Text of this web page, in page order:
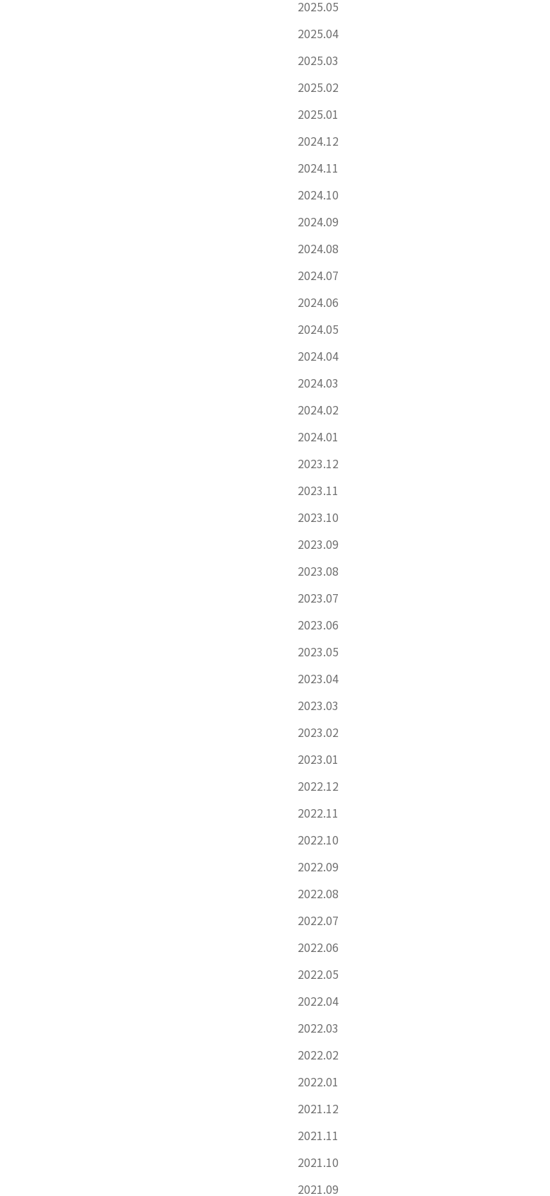
2025.05
2025.04
2025.03
2025.02
2025.01
2024.12
2024.11
2024.10
2024.09
2024.08
2024.07
2024.06
2024.05
2024.04
2024.03
2024.02
2024.01
2023.12
2023.11
2023.10
2023.09
2023.08
2023.07
2023.06
2023.05
2023.04
2023.03
2023.02
2023.01
2022.12
2022.11
2022.10
2022.09
2022.08
2022.07
2022.06
2022.05
2022.04
2022.03
2022.02
2022.01
2021.12
2021.11
2021.10
2021.09